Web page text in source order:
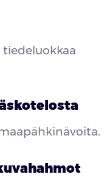
tiedeluokkaa